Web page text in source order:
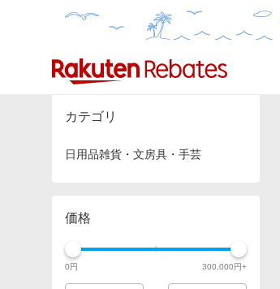
カテゴリー一覧 イベ
カテゴリ
日用品雑貨・文房具・手芸
価格
0円 300,000円+